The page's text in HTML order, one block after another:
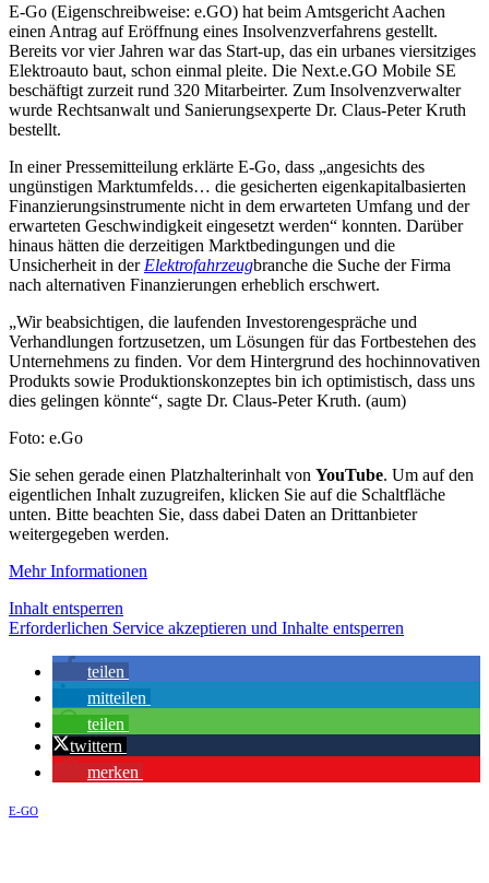
E-Go (Eigenschreibweise: e.GO) hat beim Amtsgericht Aachen
einen Antrag auf Eröffnung eines Insolvenzverfahrens gestellt.
Bereits vor vier Jahren war das Start-up, das ein urbanes viersitziges
Elektroauto baut, schon einmal pleite. Die Next.e.GO Mobile SE
beschäftigt zurzeit rund 320 Mitarbeirter. Zum Insolvenzverwalter
wurde Rechtsanwalt und Sanierungsexperte Dr. Claus-Peter Kruth
bestellt.
In einer Pressemitteilung erklärte E-Go, dass „angesichts des
ungünstigen Marktumfelds… die gesicherten eigenkapitalbasierten
Finanzierungsinstrumente nicht in dem erwarteten Umfang und der
erwarteten Geschwindigkeit eingesetzt werden“ konnten. Darüber
hinaus hätten die derzeitigen Marktbedingungen und die
Unsicherheit in der Elektrofahrzeugbranche die Suche der Firma
nach alternativen Finanzierungen erheblich erschwert.
„Wir beabsichtigen, die laufenden Investorengespräche und
Verhandlungen fortzusetzen, um Lösungen für das Fortbestehen des
Unternehmens zu finden. Vor dem Hintergrund des hochinnovativen
Produkts sowie Produktionskonzeptes bin ich optimistisch, dass uns
dies gelingen könnte“, sagte Dr. Claus-Peter Kruth. (aum)
Foto: e.Go
Sie sehen gerade einen Platzhalterinhalt von YouTube. Um auf den
eigentlichen Inhalt zuzugreifen, klicken Sie auf die Schaltfläche
unten. Bitte beachten Sie, dass dabei Daten an Drittanbieter
weitergegeben werden.
Mehr Informationen
Inhalt entsperren
Erforderlichen Service akzeptieren und Inhalte entsperren
teilen
mitteilen
teilen
twittern
merken
E-GO